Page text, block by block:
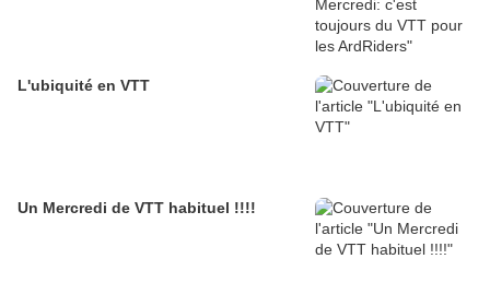
L'ubiquité en VTT
Un Mercredi de VTT habituel !!!!